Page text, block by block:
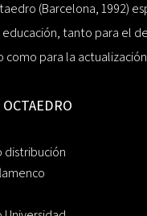
(Barcelona, 1992)
educación, tanto para el
como para la
distribución